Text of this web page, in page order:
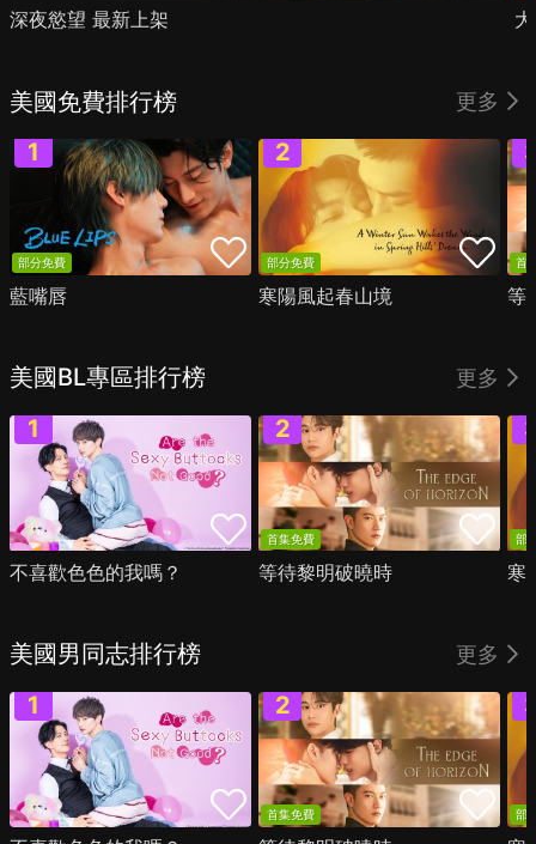
深夜慾望 最新上架
美國免費排行榜 更多
部分免費
藍嘴唇
部分免費
寒陽風起春山境
首
等
美國BL專區排行榜 更多
不喜歡色色的我嗎？
首集免費
等待黎明破曉時
部
寒
美國男同志排行榜 更多
首集免費 部